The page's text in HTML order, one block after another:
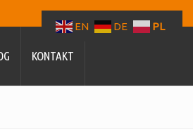
KONTAKT
EN DE PL